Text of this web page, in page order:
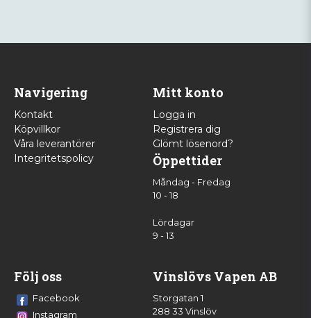
Navigering
Kontakt
Köpvillkor
Våra leverantörer
Integritetspolicy
Mitt konto
Logga in
Registrera dig
Glömt lösenord?
Öppettider
Måndag - Fredag
10 - 18
Lördagar
9 - 13
Följ oss
Facebook
Instagram
Vinslövs Vapen AB
Storgatan 1
288 33 Vinslöv